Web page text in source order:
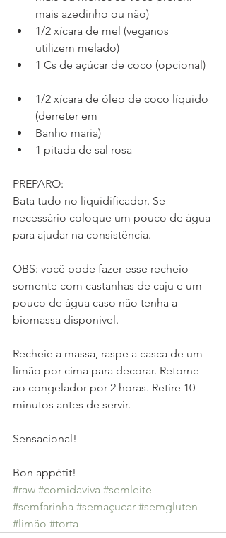
mais azedinho ou não)
1/2 xícara de mel (veganos
utilizem melado)
1 Cs de açúcar de coco (opcional)
1/2 xícara de óleo de coco líquido
(derreter em
Banho maria)
1 pitada de sal rosa
PREPARO:
Bata tudo no liquidificador. Se
necessário coloque um pouco de água
para ajudar na consistência.
OBS: você pode fazer esse recheio
somente com castanhas de caju e um
pouco de água caso não tenha a
biomassa disponível.
Recheie a massa, raspe a casca de um
limão por cima para decorar. Retorne
ao congelador por 2 horas. Retire 10
minutos antes de servir.
Sensacional!
Bon appétit!
#raw #comidaviva #semleite
#semfarinha #semaçucar #semgluten
#limão #torta